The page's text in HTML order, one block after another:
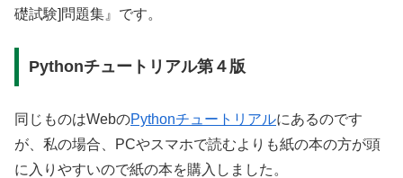
礎試験]問題集』です。
Pythonチュートリアル第４版
同じものはWebのPythonチュートリアルにあるのです
が、私の場合、PCやスマホで読むよりも紙の本の方が頭
に入りやすいので紙の本を購入しました。